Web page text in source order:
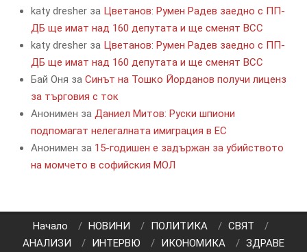
katy dresher за Цветанов: Румен Радев заедно с ПП-
ДБ ще имат над 160 депутата и ще сменят ВСС
katy dresher за Цветанов: Румен Радев заедно с ПП-
ДБ ще имат над 160 депутата и ще сменят ВСС
Бай Оня за Синът на Тошко Йорданов получи лиценз
за търговия с ток
Анонимен за Даниел Митов: Руски шпиони
подпомагат нелегалната имиграция в ЕС
Анонимен за 15-годишен е задържан за убийството
на момчето в софийския МОЛ
Начало НОВИНИ ПОЛИТИКА
СВЯТ
АНАЛИЗИ
ИНТЕРВЮ ИКОНОМИКА ЗДРАВЕ